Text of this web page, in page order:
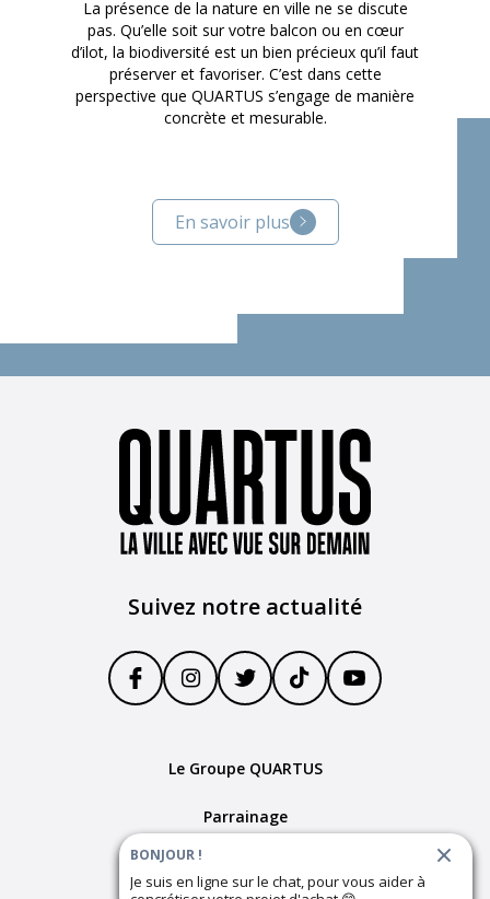
La présence de la nature en ville ne se discute
pas. Qu’elle soit sur votre balcon ou en cœur
d’ilot, la biodiversité est un bien précieux qu’il faut
préserver et favoriser. C’est dans cette
perspective que QUARTUS s’engage de manière
concrète et mesurable.
En savoir plus
Suivez notre actualité
Le Groupe QUARTUS
Parrainage
Devenir partenaire
BONJOUR !
Je suis en ligne sur le chat, pour vous aider à